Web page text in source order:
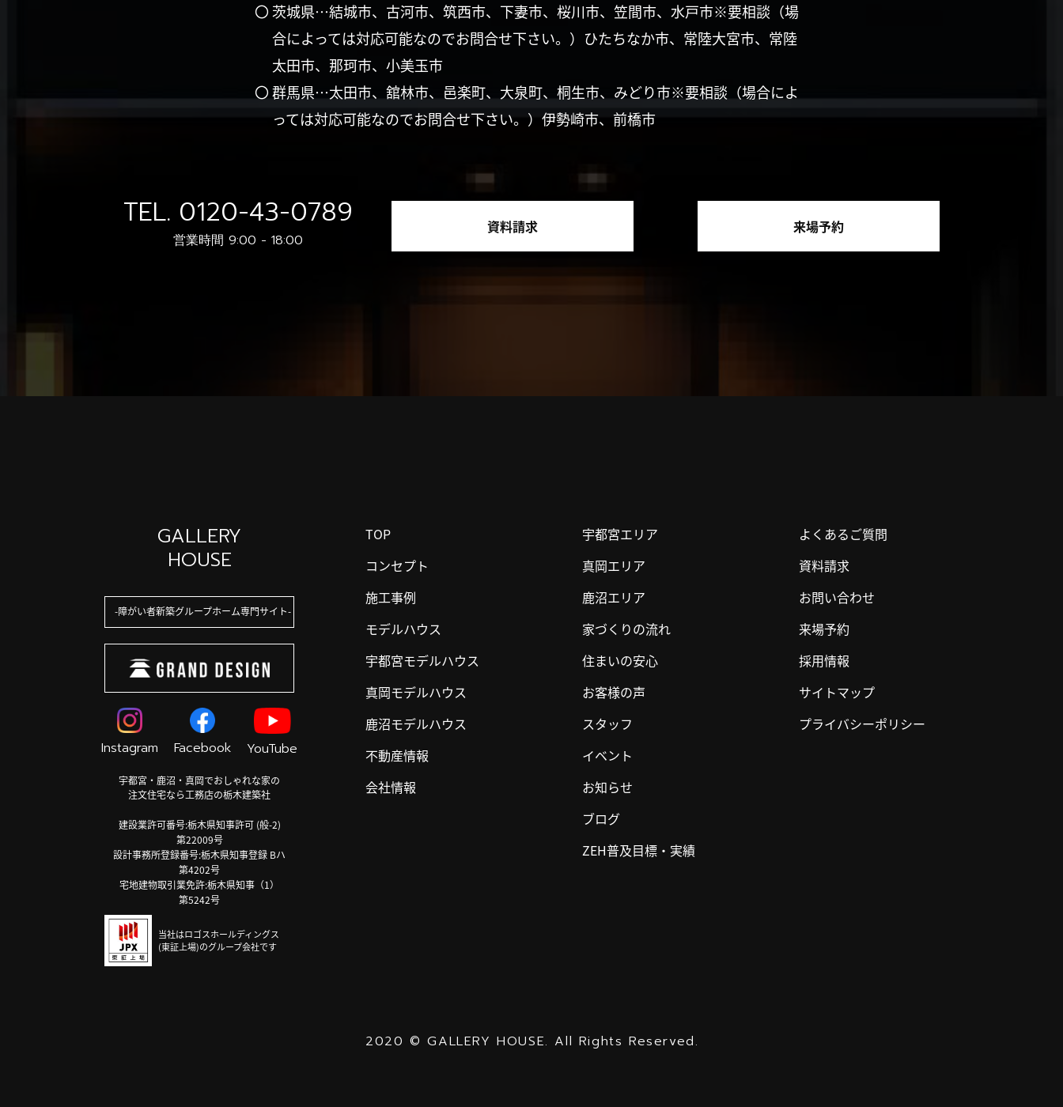
〇 茨城県…結城市、古河市、筑西市、下妻市、桜川市、笠間市、水戸市※要相談（場
合によっては対応可能なのでお問合せ下さい。）ひたちなか市、常陸大宮市、常陸
太田市、那珂市、小美玉市
〇 群馬県…太田市、舘林市、邑楽町、大泉町、桐生市、みどり市※要相談（場合によ
っては対応可能なのでお問合せ下さい。）伊勢崎市、前橋市
TEL. 0120-43-0789
営業時間 9:00 - 18:00
資料請求 来場予約
GALLERY
HOUSE
障がい者新築グループホーム専門サイト
Instagram Facebook YouTube
宇都宮・鹿沼・真岡でおしゃれな家の
注文住宅なら工務店の栃木建築社
建設業許可番号:栃木県知事許可 (般-2)
第22009号
設計事務所登録番号:栃木県知事登録 Bハ
第4202号
宅地建物取引業免許:栃木県知事（1）
第5242号
当社はロゴスホールディングス
(東証上場)のグループ会社です
TOP
コンセプト
施工事例
モデルハウス
宇都宮モデルハウス
真岡モデルハウス
鹿沼モデルハウス
不動産情報
会社情報
宇都宮エリア
真岡エリア
鹿沼エリア
家づくりの流れ
住まいの安心
お客様の声
スタッフ
イベント
お知らせ
ブログ
ZEH普及目標・実績
よくあるご質問
資料請求
お問い合わせ
来場予約
採用情報
サイトマップ
プライバシーポリシー
2020 ©GALLERY HOUSE. All Rights Reserved.